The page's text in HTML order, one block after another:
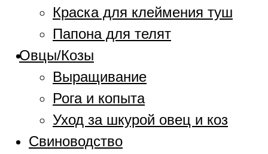
Краска для клеймения туш
Папона для телят
Овцы/Козы
Выращивание
Рога и копыта
Уход за шкурой овец и коз
Свиноводство